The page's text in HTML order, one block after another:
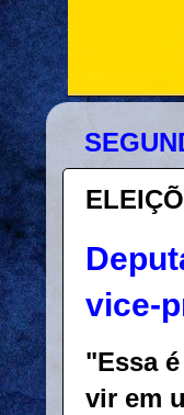
vice-
"Essa
vir em